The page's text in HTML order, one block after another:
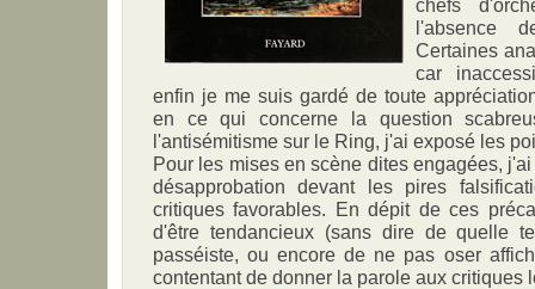
chefs
l'absence
Certaines
car
enfin je me suis gardé de toute
en ce qui concerne la question
l'antisémitisme sur le Ring, j'ai exposé les
Pour les mises en scène dites engagées,
désapprobation devant les pires
critiques favorables. En dépit de ces
d'être tendancieux (sans dire de quelle
passéiste, ou encore de ne pas oser
contentant de donner la parole aux critiques